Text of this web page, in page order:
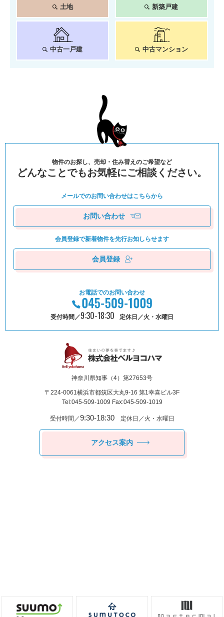
土地 新築戸建
中古一戸建 中古マンション
物件のお探し、売却・住み替えのご希望など
どんなことでもお気軽にご相談ください。
メールでのお問い合わせはこちらから
お問い合わせ
会員登録で新着物件を先⾏お知しらせます
会員登録
お電話でのお問い合わせ
受付時間／9:30-18:30 定休日／火・水曜日
神奈川県知事（4）第27653号
〒224-0061横浜市都筑区⼤丸9-16 第1幸喜ビル3F
Tel:045-509-1009 Fax:045-509-1019
受付時間／9:30-18:30定休日／火・水曜日
アクセス案内